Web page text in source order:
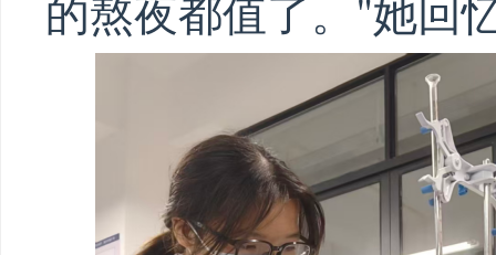
的熬夜都值了。"她回